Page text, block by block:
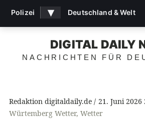
DIGITAL DAILY
NACHRICHTEN FÜR
Redaktion digitaldaily.de 21. Juni 2026
Würtemberg Wetter, Wetter
Polizei ▾ Deutschland & Welt